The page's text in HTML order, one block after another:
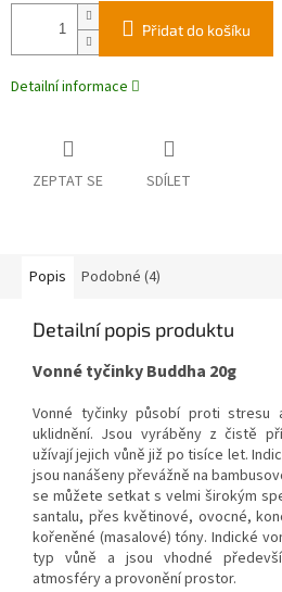
Přidat do košíku
Detailní informace
ZEPTAT SE SDÍLET
Popis Podobné (4)
Detailní popis produktu
Vonné tyčinky Buddha 20g
Vonné tyčinky působí proti stresu
uklidnění. Jsou vyráběny z čistě
užívají jejich vůně již po tisíce let.
jsou nanášeny převážně na
se můžete setkat s velmi širokým
santalu, přes květinové, ovocné,
kořeněné (masalové) tóny. Indické
typ vůně a jsou vhodné
atmosféry a provonění prostor.